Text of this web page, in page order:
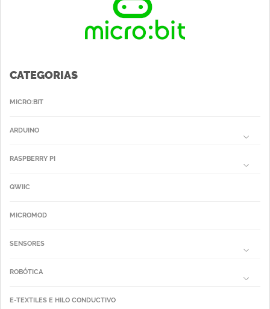
CATEGORIAS
MICRO:BIT
ARDUINO
RASPBERRY PI
QWIIC
MICROMOD
SENSORES
ROBÓTICA
E-TEXTILES E HILO CONDUCTIVO